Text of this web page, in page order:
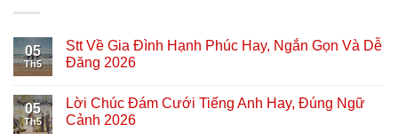
05
Th5
Stt Về Gia Đình Hạnh Phúc Hay, Ngắn Gọn Và Dễ
Đăng 2026
05
Th5
Lời Chúc Đám Cưới Tiếng Anh Hay, Đúng Ngữ
Cảnh 2026